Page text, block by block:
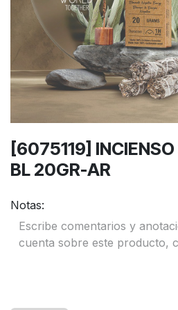
[6075119]
BL 20GR-AR
Notas: